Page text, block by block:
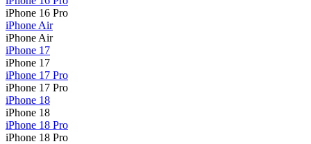
iPhone 16 Pro
iPhone Air
iPhone Air
iPhone 17
iPhone 17
iPhone 17 Pro
iPhone 17 Pro
iPhone 18
iPhone 18
iPhone 18 Pro
iPhone 18 Pro